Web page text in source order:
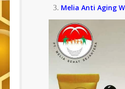
Melia Anti Aging